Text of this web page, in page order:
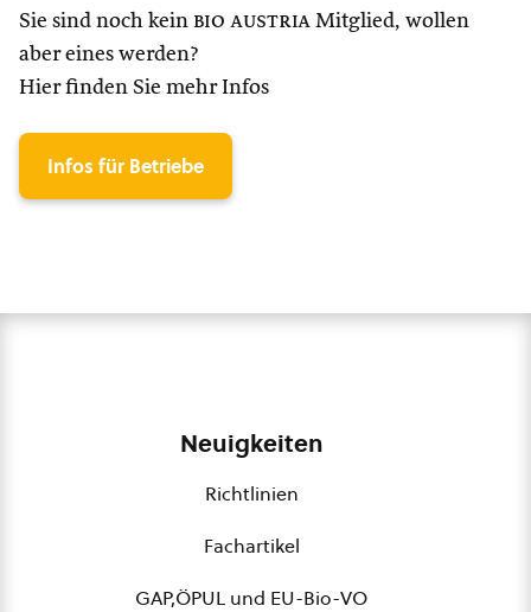
Sie sind noch kein bio austria Mitglied, wollen
aber eines werden?
Hier finden Sie mehr Infos
Infos für Betriebe
Neuigkeiten
Richtlinien
Fachartikel
GAP,ÖPUL und EU-Bio-VO